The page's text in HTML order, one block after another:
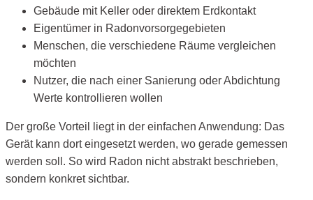
Gebäude mit Keller oder direktem Erdkontakt
Eigentümer in Radonvorsorgegebieten
Menschen, die verschiedene Räume vergleichen
möchten
Nutzer, die nach einer Sanierung oder Abdichtung
Werte kontrollieren wollen
Der große Vorteil liegt in der einfachen Anwendung: Das
Gerät kann dort eingesetzt werden, wo gerade gemessen
werden soll. So wird Radon nicht abstrakt beschrieben,
sondern konkret sichtbar.